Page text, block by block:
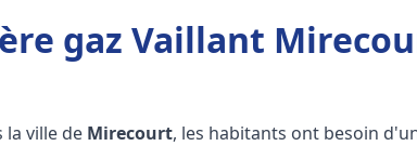
gaz Vaillant
la ville de Mirecourt, les habitants ont besoin